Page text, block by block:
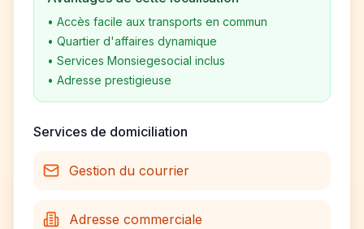
• Accès facile aux transports en commun
• Quartier d'affaires dynamique
• Services Monsiegesocial inclus
• Adresse prestigieuse
Services de domiciliation
Gestion du courrier
Adresse commerciale